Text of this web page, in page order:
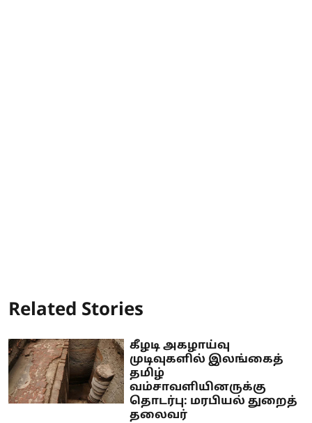
Related Stories
கீழடி அகழாய்வு
முடிவுகளில் இலங்கைத்
தமிழ்
வம்சாவளியினருக்கு
தொடர்பு: மரபியல் துறைத்
தலைவர்